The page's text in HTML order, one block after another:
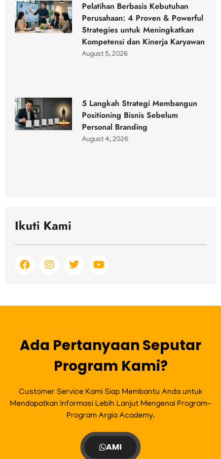
Pelatihan Berbasis Kebutuhan
Perusahaan: 4 Proven & Powerful
Strategies untuk Meningkatkan
Kompetensi dan Kinerja Karyawan
August 5, 2026
5 Langkah Strategi Membangun
Positioning Bisnis Sebelum
Personal Branding
August 4, 2026
Ikuti Kami
F
a
o
I
n
g
m
T
w
e
Y
o
b
Ada Pertanyaan Seputar
Program Kami?
Customer Service Kami Siap Membantu Anda untuk
Mendapatkan Informasi Lebih Lanjut Mengenai Program-
Program Argia Academy.
AMI